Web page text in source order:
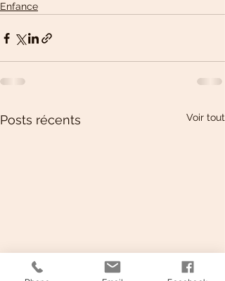
Enfance
Posts récents Voir tout